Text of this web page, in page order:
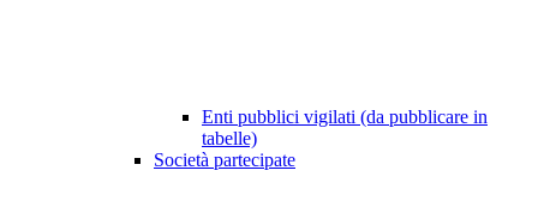
Enti pubblici vigilati (da pubblicare in
tabelle)
Società partecipate